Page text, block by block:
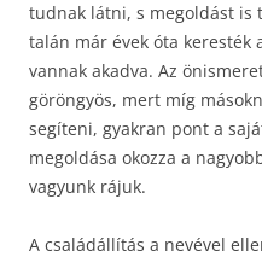
tudnak látni, s megoldást is
talán már évek óta keresték
vannak akadva. Az
göröngyös, mert míg
segíteni, gyakran pont a
megoldása okozza a
vagyunk rájuk.
A családállítás a nevével